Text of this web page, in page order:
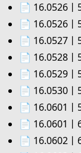
📄 16.0526丨
📄 16.0526丨
📄 16.0527丨
📄 16.0528丨
📄 16.0529丨
📄 16.0530丨
📄 16.0601丨
📄 16.0601丨
📄 16.0602